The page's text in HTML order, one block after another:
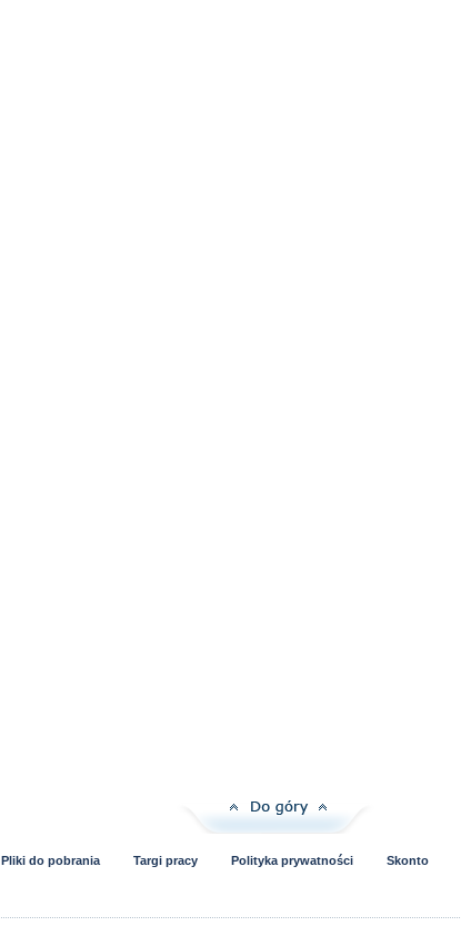
Pliki do pobrania Targi pracy Polityka prywatności Skonto